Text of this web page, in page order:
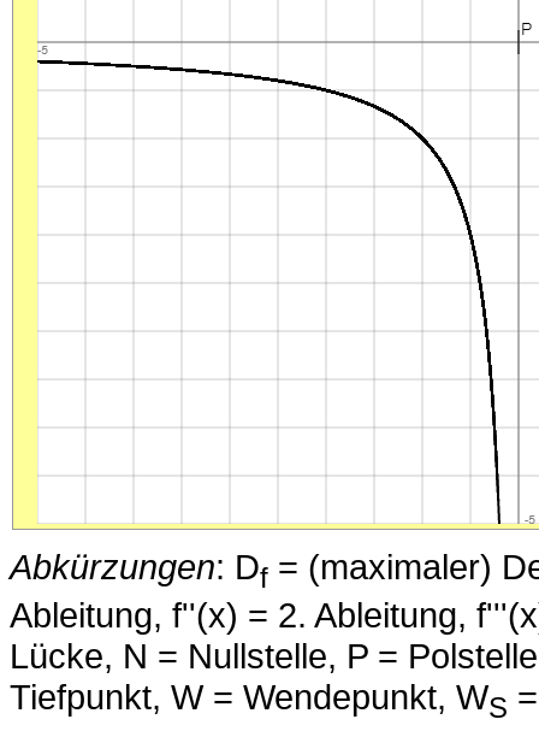
Abkürzungen: Df = (maximaler)
Ableitung, f''(x) = 2. Ableitung,
Lücke, N = Nullstelle, P =
Tiefpunkt, W = Wendepunkt, WS